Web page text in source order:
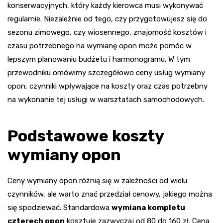
konserwacyjnych, który każdy kierowca musi wykonywać
regularnie. Niezależnie od tego, czy przygotowujesz się do
sezonu zimowego, czy wiosennego, znajomość kosztów i
czasu potrzebnego na wymianę opon może pomóc w
lepszym planowaniu budżetu i harmonogramu. W tym
przewodniku omówimy szczegółowo ceny usług wymiany
opon, czynniki wpływające na koszty oraz czas potrzebny
na wykonanie tej usługi w warsztatach samochodowych.
Podstawowe koszty
wymiany opon
Ceny wymiany opon różnią się w zależności od wielu
czynników, ale warto znać przedział cenowy, jakiego można
się spodziewać. Standardowa wymiana kompletu
czterech opon kosztuje zazwyczaj od 80 do 160 zł. Cena